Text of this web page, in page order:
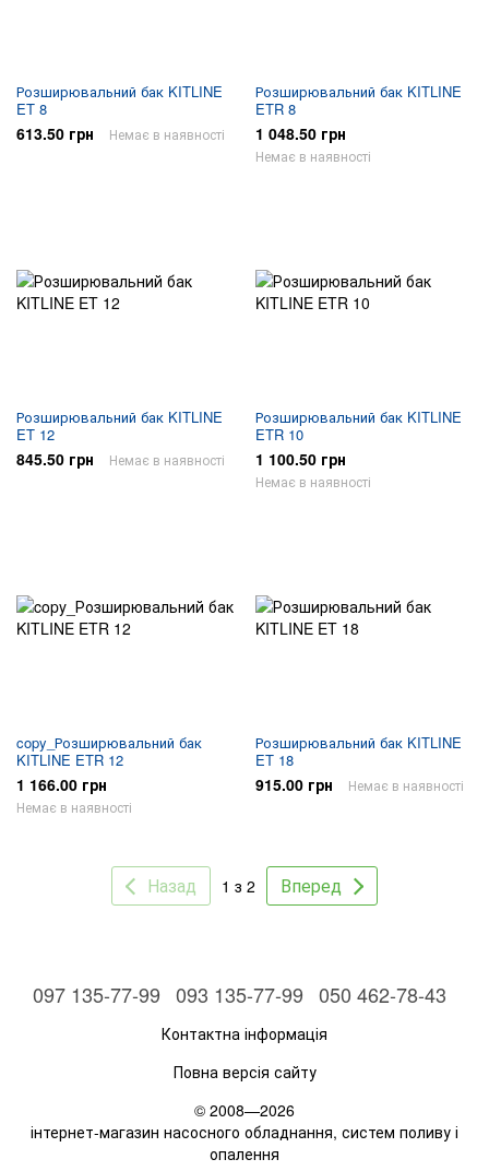
Розширювальний бак KITLINE
ET 8
613.50 грн Немає в наявності
Розширювальний бак KITLINE
ETR 8
1 048.50 грн
Немає в наявності
Розширювальний бак KITLINE
ET 12
845.50 грн Немає в наявності
Розширювальний бак KITLINE
ETR 10
1 100.50 грн
Немає в наявності
copy_Розширювальний бак
KITLINE ETR 12
1 166.00 грн
Немає в наявності
Розширювальний бак KITLINE
ET 18
915.00 грн Немає в наявності
Назад 1 з 2 Вперед
097 135-77-99 093 135-77-99 050 462-78-43
Контактна інформація
Повна версія сайту
© 2008—2026
інтернет-магазин насосного обладнання, систем поливу і
опалення